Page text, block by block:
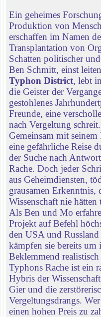
Ein geheimes
Produktion von
erschaffen im Namen
Transplantation von
Schatten politischer
Ben Schmitt, einst
Typhon District, lebt
die Geister der
gestohlenes
Freunde, eine
nach Vergeltung schreit.
Gemeinsam mit
eine gefährliche Reise
der Suche nach
Rache. Doch jeder
aus Geheimdiensten,
grausamen Erkenntnis,
Wissenschaft nie
Als Ben und Mo
Projekt auf Befehl
den USA und
kämpfen sie bereits um
Beklemmend
Typhons Rache ist ein
Hybris der
Gier und die
Vergeltungsdrangs.
einen hohen Preis zu